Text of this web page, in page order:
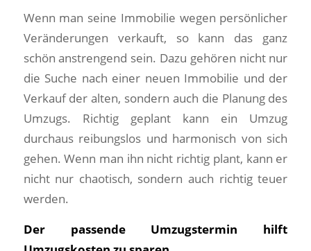
Wenn man seine Immobilie wegen persönlicher
Veränderungen verkauft, so kann das ganz
schön anstrengend sein. Dazu gehören nicht nur
die Suche nach einer neuen Immobilie und der
Verkauf der alten, sondern auch die Planung des
Umzugs. Richtig geplant kann ein Umzug
durchaus reibungslos und harmonisch von sich
gehen. Wenn man ihn nicht richtig plant, kann er
nicht nur chaotisch, sondern auch richtig teuer
werden.
Der passende Umzugstermin hilft